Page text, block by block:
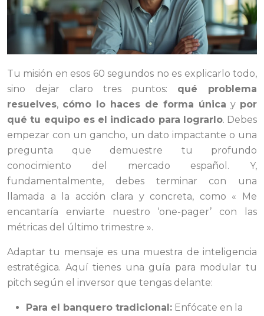
Tu misión en esos 60 segundos no es explicarlo todo,
sino dejar claro tres puntos: qué problema
resuelves, cómo lo haces de forma única y por
qué tu equipo es el indicado para lograrlo. Debes
empezar con un gancho, un dato impactante o una
pregunta que demuestre tu profundo
conocimiento del mercado español. Y,
fundamentalmente, debes terminar con una
llamada a la acción clara y concreta, como « Me
encantaría enviarte nuestro ‘one-pager’ con las
métricas del último trimestre ».
Adaptar tu mensaje es una muestra de inteligencia
estratégica. Aquí tienes una guía para modular tu
pitch según el inversor que tengas delante:
Para el banquero tradicional: Enfócate en la